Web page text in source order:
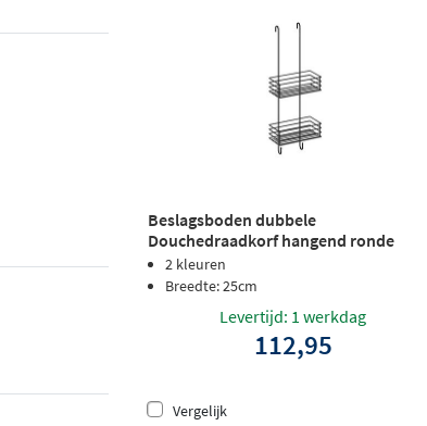
Beslagsboden dubbele
Douchedraadkorf hangend ronde
haken zelfklevend - Mat Zwart
2 kleuren
Breedte: 25cm
Levertijd: 1 werkdag
112,95
Vergelijk